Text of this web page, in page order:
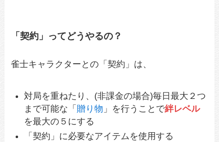
「契約」ってどうやるの？
雀士キャラクターとの「契約」は、
対局を重ねたり、(非課金の場合)毎日最大２つ
まで可能な「 贈り物 」を行うことで絆レベル
を最大の５にする
「契約」に必要なアイテムを使用する